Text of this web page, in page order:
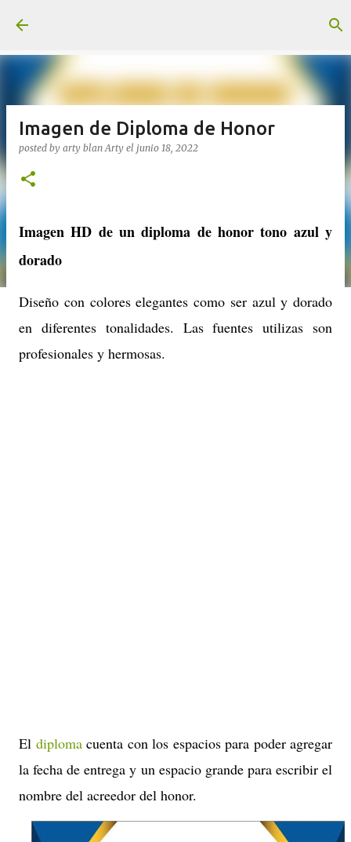
Imagen de Diploma de Honor
posted by arty blanArty el junio 18, 2022
Imagen HD de un diploma de honor tono azul y
dorado
Diseño con colores elegantes como ser azul y dorado
en diferentes tonalidades. Las fuentes utilizas son
profesionales y hermosas.
El diplomacuenta con los espacios para poder agregar
la fecha de entrega y un espacio grande para escribir el
nombre del acreedor del honor.